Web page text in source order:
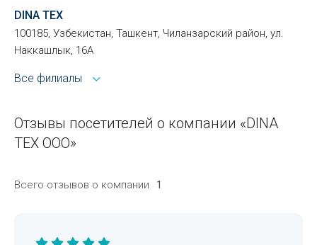
DINA TEX
100185, Узбекистан, Ташкент, Чиланзарский район, ул.
Наккашлык, 16А
Все филиалы
Отзывы посетителей о компании «DINA
TEX ООО»
Всего отзывов о компании 1